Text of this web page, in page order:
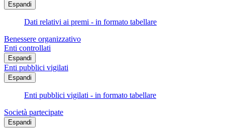
Espandi
Dati relativi ai premi - in formato tabellare
Benessere organizzativo
Enti controllati
Espandi
Enti pubblici vigilati
Espandi
Enti pubblici vigilati - in formato tabellare
Società partecipate
Espandi